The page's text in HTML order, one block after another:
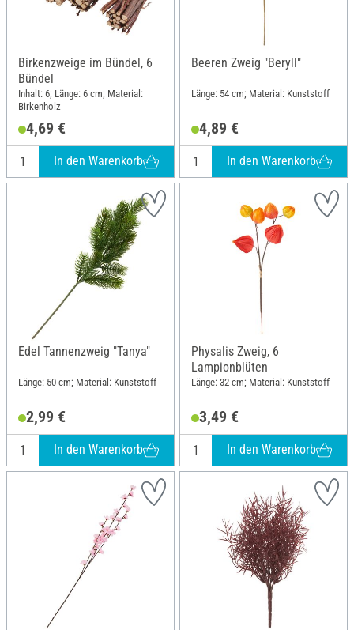
Birkenzweige im Bündel, 6
Bündel
Inhalt: 6; Länge: 6 cm; Material:
Birkenholz
4,69 €
In den Warenkorb
Beeren Zweig "Beryll"
Länge: 54 cm; Material: Kunststoff
4,89 €
In den Warenkorb
Edel Tannenzweig "Tanya"
Länge: 50 cm; Material: Kunststoff
2,99 €
In den Warenkorb
Physalis Zweig, 6
Lampionblüten
Länge: 32 cm; Material: Kunststoff
3,49 €
In den Warenkorb